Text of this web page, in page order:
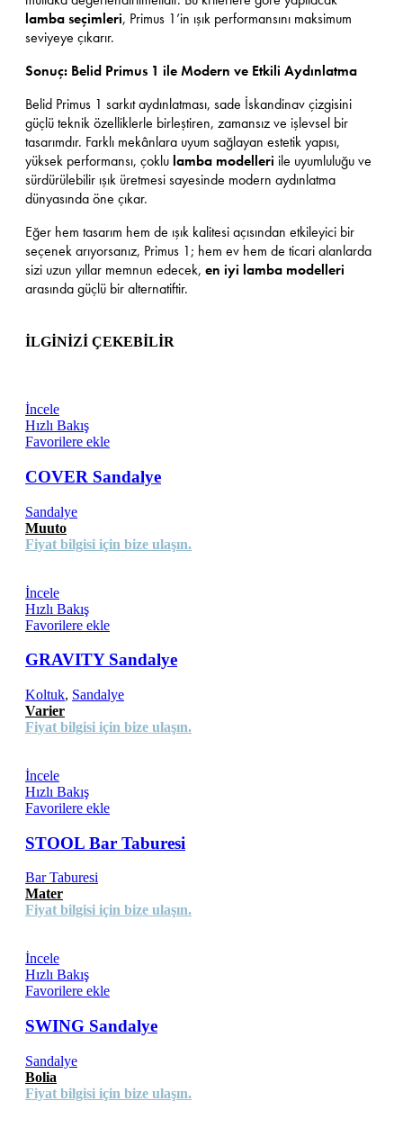
lamba seçimleri, Primus 1’in ışık performansını maksimum
seviyeye çıkarır.
Sonuç: Belid Primus 1 ile Modern ve Etkili Aydınlatma
Belid Primus 1 sarkıt aydınlatması, sade İskandinav çizgisini
güçlü teknik özelliklerle birleştiren, zamansız ve işlevsel bir
tasarımdır. Farklı mekânlara uyum sağlayan estetik yapısı,
yüksek performansı, çoklu lamba modelleri ile uyumluluğu ve
sürdürülebilir ışık üretmesi sayesinde modern aydınlatma
dünyasında öne çıkar.
Eğer hem tasarım hem de ışık kalitesi açısından etkileyici bir
seçenek arıyorsanız, Primus 1; hem ev hem de ticari alanlarda
sizi uzun yıllar memnun edecek, en iyi lamba modelleri
arasında güçlü bir alternatiftir.
İLGİNİZİ ÇEKEBİLİR
İncele
Hızlı Bakış
Favorilere ekle
COVER Sandalye
Sandalye
Muuto
Fiyat bilgisi için bize ulaşın.
İncele
Hızlı Bakış
Favorilere ekle
GRAVITY Sandalye
Koltuk, Sandalye
Varier
Fiyat bilgisi için bize ulaşın.
İncele
Hızlı Bakış
Favorilere ekle
STOOL Bar Taburesi
Bar Taburesi
Mater
Fiyat bilgisi için bize ulaşın.
İncele
Hızlı Bakış
Favorilere ekle
SWING Sandalye
Sandalye
Bolia
Fiyat bilgisi için bize ulaşın.